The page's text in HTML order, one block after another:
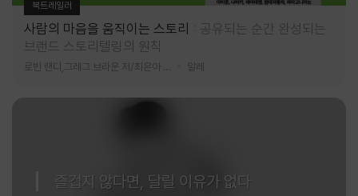
북트레일러
사람의 마음을 움직이는 스토리
공유되는 순간 완성되는
브랜드 스토리텔링의 원칙
알레
즐겁지 않다면, 달릴 이유가 없다